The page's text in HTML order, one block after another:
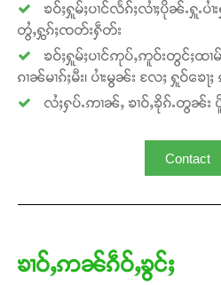
ၶဝ်ႈႁူမ်ႈပၢင်လႅၵ်ႈလၢႆႈပိုၼ်ႉႁူႉ
တွႆႇႁွၵ်ႈၸတ်းႁဵတ်း
ၶဝ်ႈႁူမ်ႈပၢင်ဢုပ်ႇဢူဝ်းတွင်ႈထၢမ်
ၵၢၼ်မၢၵ်ႈမီး၊ ပၢႆးမွၼ်း လႄႈ ႁူဝ်ၶေ
လႆႈႁပ်ႉဢၢၼ်ႇ ၶၢဝ်ႇၶိုၵ်ႉတွၼ်
Contact
ၶၢဝ်ႇဢၼ်ၵဵဝ်ႇၶွင်ႈ